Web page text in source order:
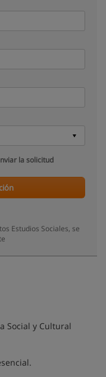
la solicitud
Estudios Sociales, se
Social y Cultural